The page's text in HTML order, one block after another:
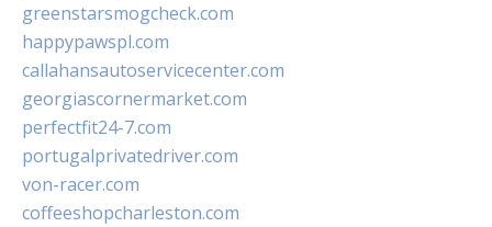
greenstarsmogcheck.com
happypawspl.com
callahansautoservicecenter.com
georgiascornermarket.com
perfectfit24-7.com
portugalprivatedriver.com
von-racer.com
coffeeshopcharleston.com